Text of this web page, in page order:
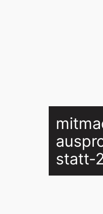
statt-